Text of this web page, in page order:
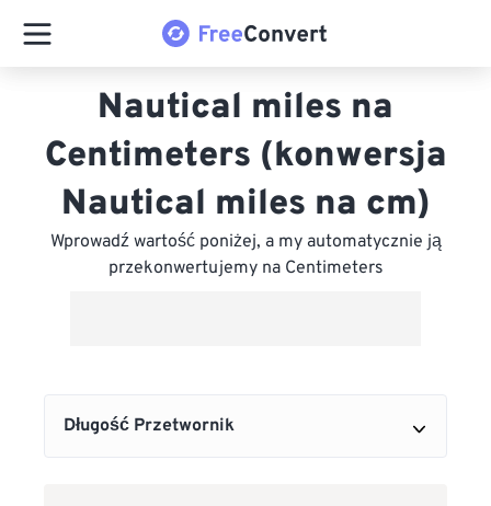
Nautical miles na
Centimeters (konwersja
Nautical miles na cm)
Wprowadź wartość poniżej, a my automatycznie ją
przekonwertujemy na Centimeters